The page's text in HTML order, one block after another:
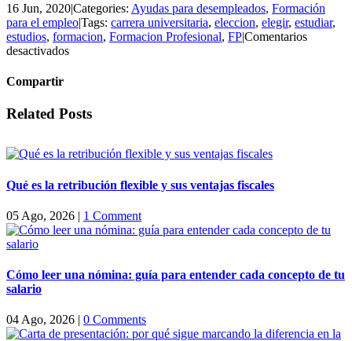
16 Jun, 2020|Categories: Ayudas para desempleados, Formación
para el empleo|Tags: carrera universitaria, eleccion, elegir, estudiar,
estudios, formacion, Formacion Profesional, FP|Comentarios
desactivadosen
A
Compartir
Facebook
Twitter
LinkedIn
Email
Related Posts
Qué es la retribución flexible y sus ventajas fiscales
05 Ago, 2026 | 1 Comment
Cómo leer una nómina: guía para entender cada concepto de tu
salario
04 Ago, 2026 | 0 Comments